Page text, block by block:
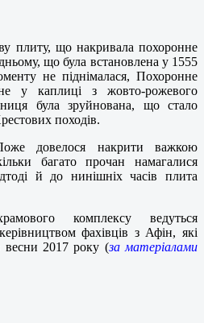
плиту, що накривала похоронне
що була встановлена у 1555
не піднімалася, Похоронне
у каплиці з жовто-рожевого
була зруйнована, що стало
походів.
довелося накрити важкою
багато прочан намагалися
й до нинішніх часів плита
комплексу ведуться
фахівців з Афін, які
весни 2017 року (за матеріалами